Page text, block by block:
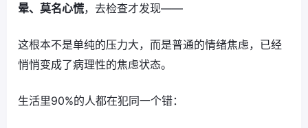
晕、莫名心慌，去检查才发现——
这根本不是单纯的压力大，而是普通的情绪焦虑，已经
悄悄变成了病理性的焦虑状态。
生活里90%的人都在犯同一个错：